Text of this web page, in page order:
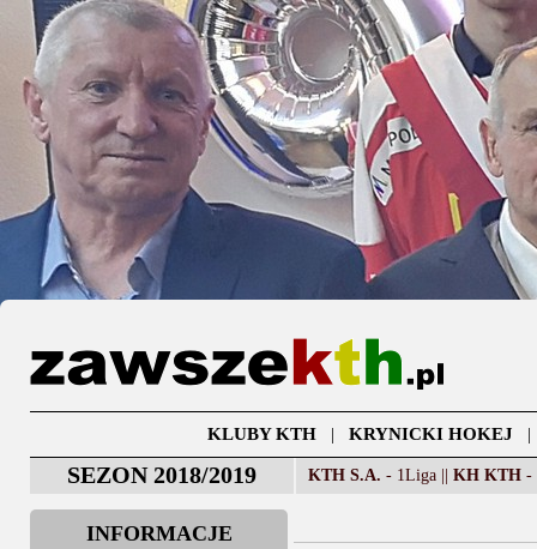
KLUBY KTH| KRYNICKI HOKEJ
SEZON 2018/2019 KTH S.A. - 1Liga || KH KTH -
INFORMACJE